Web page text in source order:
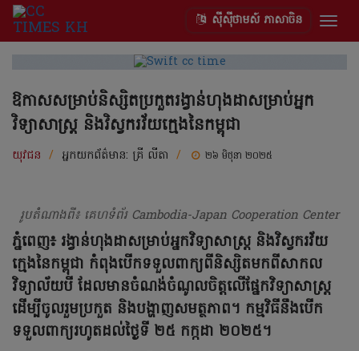
ស៊ីស៊ីថាមស៍ ភាសាចិន
ឱកាសសម្រាប់និស្សិតប្រកួតរង្វាន់ហុងដាសម្រាប់អ្នក
វិទ្យាសាស្រ្ត និងវិស្វករវ័យក្មេងនៃកម្ពុជា
យុវជន / អ្នកយកព័ត៌មាន: គ្រី លីតា / ២៦ មិថុនា ២០២៥
រូបតំំណាងពី៖ គេហទំព័រ Cambodia-Japan Cooperation Center
ភ្នំពេញ៖ រង្វាន់ហុងដាសម្រាប់អ្នកវិទ្យាសាស្រ្ត និងវិស្វករវ័យ
ក្មេងនៃកម្ពុជា កំពុងបើកទទួលពាក្យពីនិស្សិតមកពីសាកល
វិទ្យាល័យបី ដែលមានចំណង់ចំណូលចិត្តលើផ្នែកវិទ្យាសាស្រ្ត
ដើម្បីចូលរួមប្រកួត និងបង្ហាញសមត្ថភាព។ កម្មវិធីនឹងបើក
ទទួលពាក្យរហូតដល់ថ្ងៃទី ២៥ កក្កដា ២០២៥។